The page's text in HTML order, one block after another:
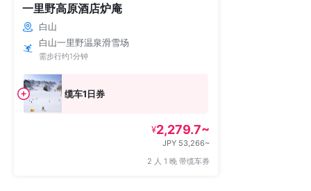
一里野高原酒店炉庵
白山
白山一里野温泉滑雪场
需步行约1分钟
缆车1日券
¥2,279.7~
JPY 53,266~
2 人 1 晚 带缆车券